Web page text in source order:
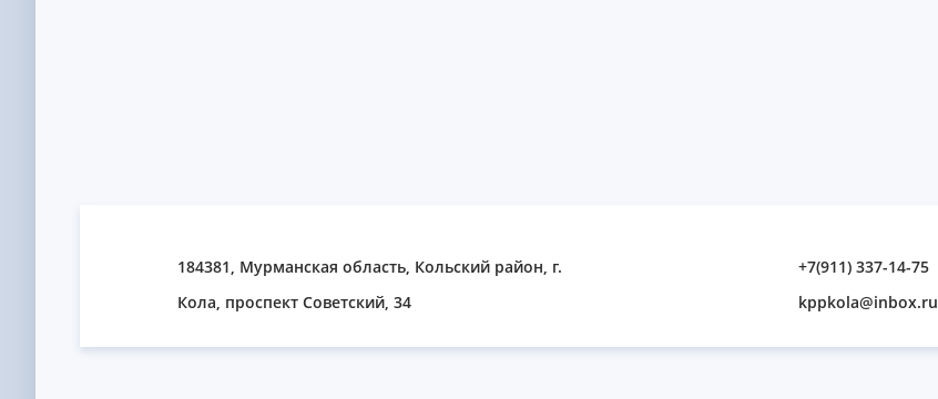
184381, Мурманская область, Кольский район, г.
Кола, проспект Советский, 34
+7(911) 337-14-75
kppkola@inbox.ru